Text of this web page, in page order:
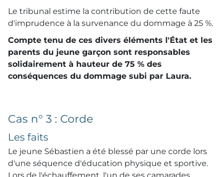
Le tribunal estime la contribution de cette faute
d'imprudence à la survenance du dommage à 25 %.
Compte tenu de ces divers éléments l'État et les
parents du jeune garçon sont responsables
solidairement à hauteur de 75 % des
conséquences du dommage subi par Laura.
Cas n° 3 : Corde
Les faits
Le jeune Sébastien a été blessé par une corde lors
d'une séquence d'éducation physique et sportive.